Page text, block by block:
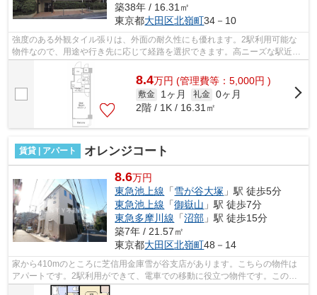
築38年 / 16.31㎡
東京都大田区北嶺町34－10
強度のある外観タイル張りは、外面の耐久性にも優れます。2駅利用可能な
物件なので、用途や行き先に応じて経路を選択できます。高ニーズな駅近の
物件で、徒歩3分で駅に行くことができ...
8.4万円 (管理費等：5,000円 )
敷金 1ヶ月 礼金 0ヶ月
2階 / 1K / 16.31㎡
賃貸 | アパート オレンジコート
8.6万円
東急池上線 「雪が谷大塚 」駅 徒歩5分
東急池上線 「御嶽山 」駅 徒歩7分
東急多摩川線 「沼部 」駅 徒歩15分
築7年 / 21.57㎡
東京都大田区北嶺町48－14
家から410mのところに芝信用金庫雪が谷支店があります。こちらの物件は
アパートです。2駅利用ができて、電車での移動に役立つ物件です。この物
件は駅から徒歩5分の物件です。初期費用...